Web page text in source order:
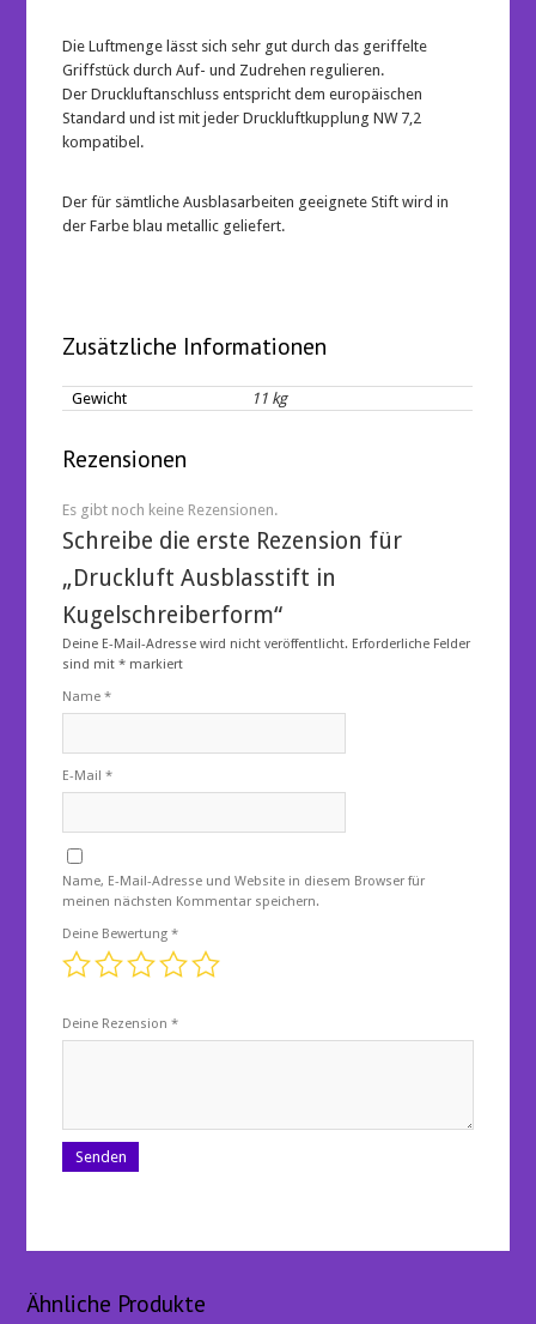
Die Luftmenge lässt sich sehr gut durch das geriffelte
Griffstück durch Auf- und Zudrehen regulieren.
Der Druckluftanschluss entspricht dem europäischen
Standard und ist mit jeder Druckluftkupplung NW 7,2
kompatibel.
Der für sämtliche Ausblasarbeiten geeignete Stift wird in
der Farbe blau metallic geliefert.
Zusätzliche Informationen
Gewicht 11 kg
Rezensionen
Es gibt noch keine Rezensionen.
Schreibe die erste Rezension für
„Druckluft Ausblasstift in
Kugelschreiberform“
Deine E-Mail-Adresse wird nicht veröffentlicht. Erforderliche Felder
sind mit* markiert
Name*
E-Mail*
Name, E-Mail-Adresse und Website in diesem Browser für
meinen nächsten Kommentar speichern.
Deine Bewertung*
Deine Rezension*
Ähnliche Produkte